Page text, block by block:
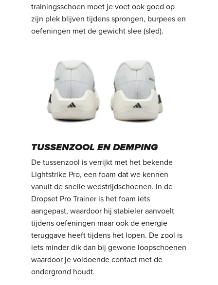
trainingsschoen moet je voet ook goed op
zijn plek blijven tijdens sprongen, burpees en
oefeningen met de gewicht slee (sled).
TUSSENZOOL EN DEMPING
De tussenzool is verrijkt met het bekende
Lightstrike Pro, een foam dat we kennen
vanuit de snelle wedstrijdschoenen. In de
Dropset Pro Trainer is het foam iets
aangepast, waardoor hij stabieler aanvoelt
tijdens oefeningen maar ook de energie
teruggave heeft tijdens het lopen. De zool is
iets minder dik dan bij gewone loopschoenen
waardoor je voldoende contact met de
ondergrond houdt.